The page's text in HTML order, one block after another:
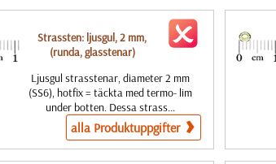
Strassten: ljusgul, 2 mm,
(runda, glasstenar)
Ljusgul strasstenar, diameter 2 mm
(SS6), hotfix = täckta med termo- lim
under botten. Dessa strass...
alla Produktuppgifter